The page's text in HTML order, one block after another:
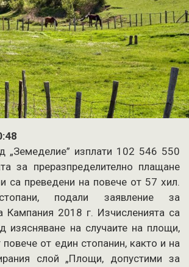
„Земеделие” изплати 102 546 550
за преразпределително плащане
са преведени на повече от 57 хил.
подали заявление за
Кампания 2018 г. Изчисленията са
изясняване на случаите на площи,
повече от един стопанин, както и на
слой „Площи, допустими за